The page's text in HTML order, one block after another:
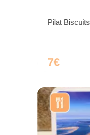
Pilat Biscuits
7€